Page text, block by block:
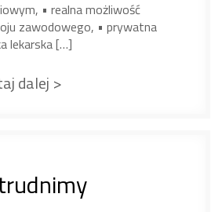
• realna możliwość
zawodowego, • prywatna
lekarska […]
dalej >